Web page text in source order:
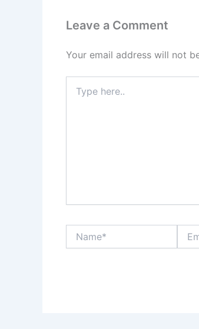
Leave a Comment
Your email address will not
here..